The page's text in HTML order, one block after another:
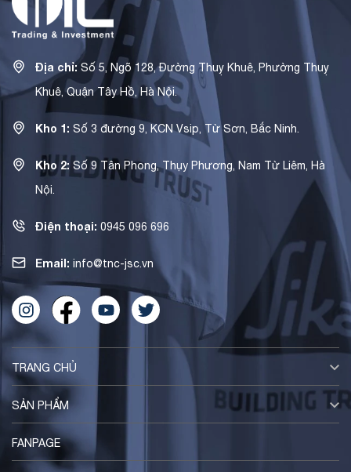
Địa chỉ: Số 5, Ngõ 128, Đường Thuỵ Khuê, Phường Thuỵ
Khuê, Quận Tây Hồ, Hà Nội.
Kho 1: Số 3 đường 9, KCN Vsip, Từ Sơn, Bắc Ninh.
Kho 2: Số 9 Tân Phong, Thụy Phương, Nam Từ Liêm, Hà
Nội.
Điện thoại: 0945 096 696
Email: info@tnc-jsc.vn
TRANG CHỦ
SẢN PHẨM
FANPAGE